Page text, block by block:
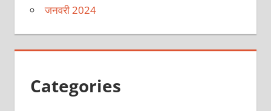
जनवरी 2024
Categories